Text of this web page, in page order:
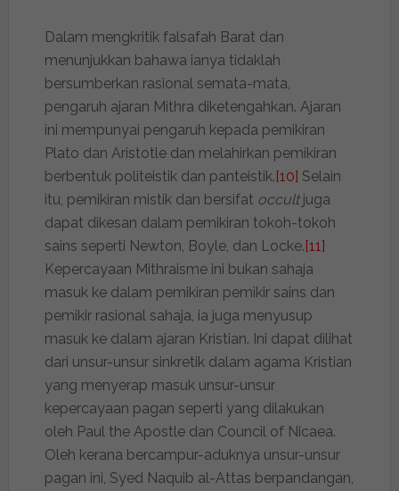
Dalam mengkritik falsafah Barat dan
menunjukkan bahawa ianya tidaklah
bersumberkan rasional semata-mata,
pengaruh ajaran Mithra diketengahkan. Ajaran
ini mempunyai pengaruh kepada pemikiran
Plato dan Aristotle dan melahirkan pemikiran
berbentuk politeistik dan panteistik.[10] Selain
itu, pemikiran mistik dan bersifat occultjuga
dapat dikesan dalam pemikiran tokoh-tokoh
sains seperti Newton, Boyle, dan Locke.[11]
Kepercayaan Mithraisme ini bukan sahaja
masuk ke dalam pemikiran pemikir sains dan
pemikir rasional sahaja, ia juga menyusup
masuk ke dalam ajaran Kristian. Ini dapat dilihat
dari unsur-unsur sinkretik dalam agama Kristian
yang menyerap masuk unsur-unsur
kepercayaan pagan seperti yang dilakukan
oleh Paul the Apostle dan Council of Nicaea.
Oleh kerana bercampur-aduknya unsur-unsur
pagan ini, Syed Naquib al-Attas berpandangan,